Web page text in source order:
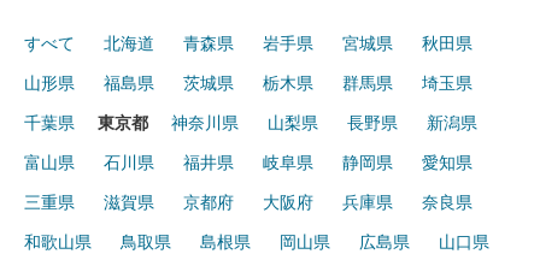
すべて 北海道 青森県 岩手県 宮城県 秋田県
山形県 福島県 茨城県 栃木県 群馬県 埼玉県
千葉県 東京都 神奈川県 山梨県 長野県 新潟県
富山県 石川県 福井県 岐阜県 静岡県 愛知県
三重県 滋賀県 京都府 大阪府 兵庫県 奈良県
和歌山県 鳥取県 島根県 岡山県 広島県 山口県